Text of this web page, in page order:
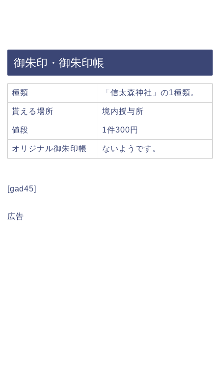
御朱印・御朱印帳
種類 「信太森神社」の1種類。
貰える場所 境内授与所
値段 1件300円
オリジナル御朱印帳 ないようです。
[gad45]
広告